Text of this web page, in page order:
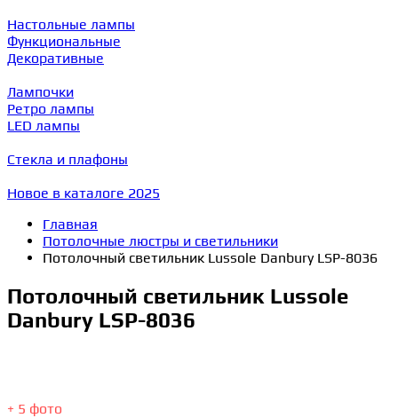
Настольные лампы
Функциональные
Декоративные
Лампочки
Ретро лампы
LED лампы
Стекла и плафоны
Новое в каталоге 2025
Главная
Потолочные люстры и светильники
Потолочный светильник Lussole Danbury LSP-8036
Потолочный светильник Lussole
Danbury LSP-8036
+ 5 фото